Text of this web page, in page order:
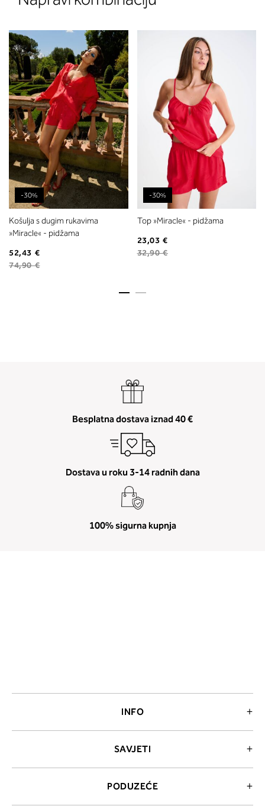
-30%
Košulja s dugim rukavima
»Miracle« - pidžama
52,43 €
74,90 €
-30%
Top »Miracle« - pidžama
23,03 €
32,90 €
Besplatna dostava iznad 40 €
Dostava u roku 3-14 radnih dana
100% sigurna kupnja
INFO
SAVJETI
PODUZEĆE
2. Prsni obseg
Izmerite prsni obseg. Šiviljski
položite čez hrbet v višini
vdolbine med prsmi. V razdelku 2.
boste prebrali, katera globina
stolpcu, ki ste ga določili s
obsegom.